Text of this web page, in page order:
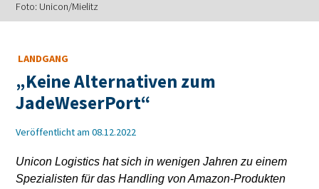
Foto: Unicon/Mielitz
LANDGANG
„Keine Alternativen zum
JadeWeserPort“
Veröffentlicht am 08.12.2022
Unicon Logistics hat sich in wenigen Jahren zu einem
Spezialisten für das Handling von Amazon-Produkten